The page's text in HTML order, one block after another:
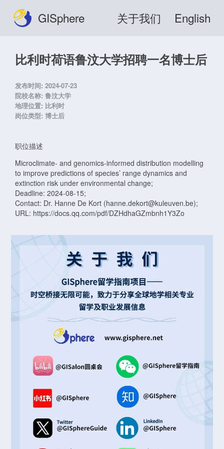
GISphere 关于我们 English
比利时荷语鲁汶大学招聘一名博士后
发布时间: 2024-07-23
院校名称: 鲁汶大学
地理位置: 比利时
岗位类型: 博士后
职位描述
Microclimate- and genomics-informed distribution modelling
to improve predictions of species’ range dynamics and
extinction risk under environmental change;
Deadline: 2024-08-15;
Contact: Dr. Hanne De Kort (hanne.dekort@kuleuven.be);
URL: https://docs.qq.com/pdf/DZHdhaGZmbnh1Y3Zo